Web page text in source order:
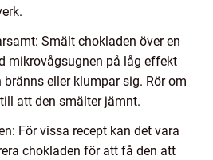
Smält chokladen över en
mikrovågsugnen på låg effekt
eller klumpar sig. Rör om
att den smälter jämnt.
För vissa recept kan det vara
chokladen för att få den att